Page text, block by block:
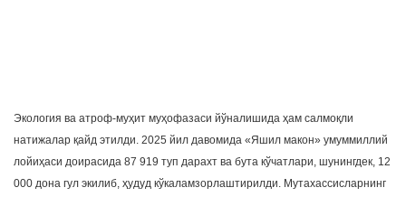
Экология ва атроф-муҳит муҳофазаси йўналишида ҳам салмоқли
натижалар қайд этилди. 2025 йил давомида «Яшил макон» умуммиллий
лойиҳаси доирасида 87 919 туп дарахт ва бута кўчатлари, шунингдек, 12
000 дона гул экилиб, ҳудуд кўкаламзорлаштирилди. Мутахассисларнинг